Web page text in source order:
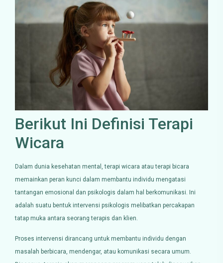
Berikut Ini Definisi Terapi
Wicara
Dalam dunia kesehatan mental, terapi wicara atau terapi bicara
memainkan peran kunci dalam membantu individu mengatasi
tantangan emosional dan psikologis dalam hal berkomunikasi. Ini
adalah suatu bentuk intervensi psikologis melibatkan percakapan
tatap muka antara seorang terapis dan klien.
Proses intervensi dirancang untuk membantu individu dengan
masalah berbicara, mendengar, atau komunikasi secara umum.